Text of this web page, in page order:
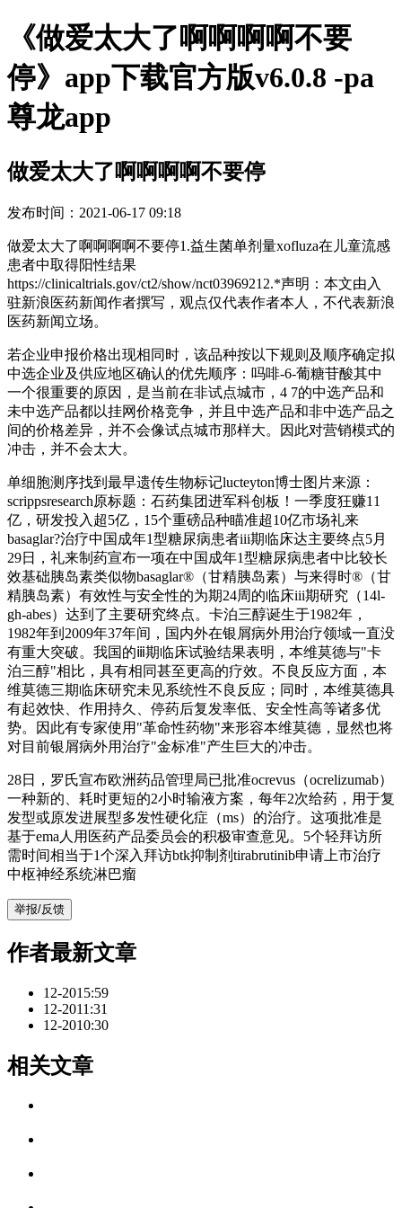
《做爱太大了啊啊啊啊不要
停》app下载官方版v6.0.8 -pa
尊龙app
做爱太大了啊啊啊啊不要停
发布时间：2021-06-17 09:18
做爱太大了啊啊啊啊不要停1.益生菌单剂量xofluza在儿童流感
患者中取得阳性结果
https://clinicaltrials.gov/ct2/show/nct03969212.*声明：本文由入
驻新浪医药新闻作者撰写，观点仅代表作者本人，不代表新浪
医药新闻立场。
若企业申报价格出现相同时，该品种按以下规则及顺序确定拟
中选企业及供应地区确认的优先顺序：吗啡-6-葡糖苷酸其中
一个很重要的原因，是当前在非试点城市，4 7的中选产品和
未中选产品都以挂网价格竞争，并且中选产品和非中选产品之
间的价格差异，并不会像试点城市那样大。因此对营销模式的
冲击，并不会太大。
单细胞测序找到最早遗传生物标记lucteyton博士图片来源：
scrippsresearch原标题：石药集团进军科创板！一季度狂赚11
亿，研发投入超5亿，15个重磅品种瞄准超10亿市场礼来
basaglar?治疗中国成年1型糖尿病患者iii期临床达主要终点5月
29日，礼来制药宣布一项在中国成年1型糖尿病患者中比较长
效基础胰岛素类似物basaglar®（甘精胰岛素）与来得时®（甘
精胰岛素）有效性与安全性的为期24周的临床iii期研究（14l-
gh-abes）达到了主要研究终点。卡泊三醇诞生于1982年，
1982年到2009年37年间，国内外在银屑病外用治疗领域一直没
有重大突破。我国的ⅲ期临床试验结果表明，本维莫德与"卡
泊三醇"相比，具有相同甚至更高的疗效。不良反应方面，本
维莫德三期临床研究未见系统性不良反应；同时，本维莫德具
有起效快、作用持久、停药后复发率低、安全性高等诸多优
势。因此有专家使用"革命性药物"来形容本维莫德，显然也将
对目前银屑病外用治疗"金标准"产生巨大的冲击。
28日，罗氏宣布欧洲药品管理局已批准ocrevus（ocrelizumab）
一种新的、耗时更短的2小时输液方案，每年2次给药，用于复
发型或原发进展型多发性硬化症（ms）的治疗。这项批准是
基于ema人用医药产品委员会的积极审查意见。5个轻拜访所
需时间相当于1个深入拜访btk抑制剂tirabrutinib申请上市治疗
中枢神经系统淋巴瘤
举报/反馈
作者最新文章
12-2015:59
12-2011:31
12-2010:30
相关文章